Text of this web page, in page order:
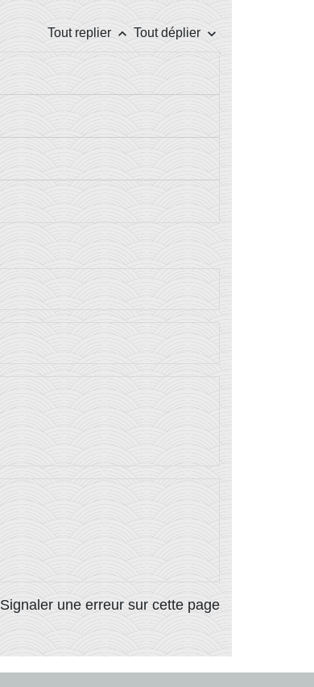
Tout replier keyboard_arrow_up Tout déplier keyboard_arrow_down
Signaler une erreur sur cette page